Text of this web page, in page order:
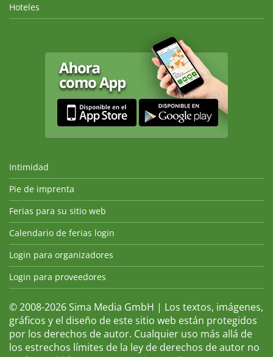
Hoteles
Intimidad
Pie de imprenta
Ferias para su sitio web
Calendario de ferias login
Login para organizadores
Login para proveedores
© 2008-2026 Sima Media GmbH | Los textos, imágenes,
gráficos y el diseño de este sitio web están protegidos
por los derechos de autor. Cualquier uso más allá de
los estrechos límites de la ley de derechos de autor no